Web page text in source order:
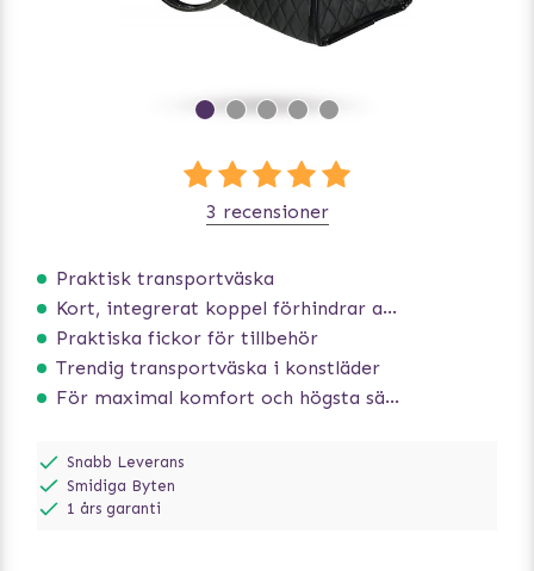
Praktisk transportväska
Kort, integrerat koppel förhindrar att hunden hoppar ur
Praktiska fickor för tillbehör
Trendig transportväska i konstläder
För maximal komfort och högsta säkerhet
3 recensioner
Snabb Leverans
Smidiga Byten
1 års garanti